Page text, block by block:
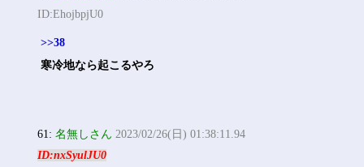
ID:EhojbpjU0
>>38
寒冷地なら起こるやろ
61:名無しさん 2023/02/26(日) 01:38:11.94
ID:nxSyulJU0